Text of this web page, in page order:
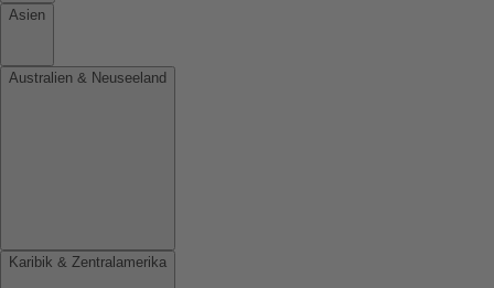
Asien
Australien & Neuseeland
Karibik & Zentralamerika